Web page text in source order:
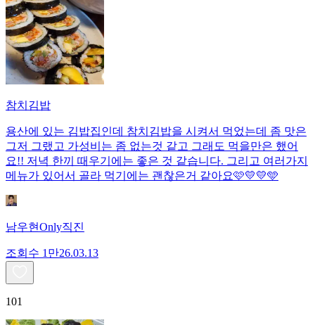
참치김밥
용산에 있는 김밥집인데 참치김밥을 시켜서 먹었는데 좀 맛은
그저 그랬고 가성비는 좀 없는것 같고 그래도 먹을만은 했어
요!! 저녁 한끼 때우기에는 좋은 것 같습니다. 그리고 여러가지
메뉴가 있어서 골라 먹기에는 괜찮은거 같아요🩷💛💛🩵
남우현Only직진
조회수 1만26.03.13
101